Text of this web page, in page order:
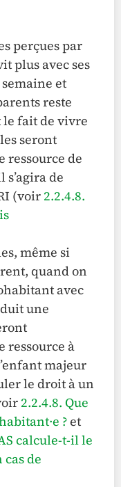
perçues par
plus avec ses
et
reste
le fait de vivre
seront
ressource de
de
(voir 2.2.4.8.
même si
quand on
avec
une
ressource à
majeur
le droit à un
2.2.4.8. Que
?et
calcule-t-il le
de